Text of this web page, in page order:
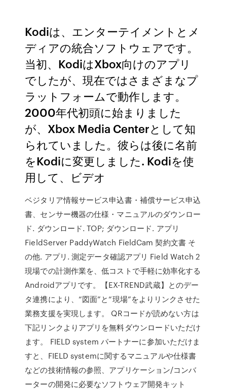
Kodiは、エンターテイメントとメ
ディアの統合ソフトウェアです。
当初、KodiはXbox向けのアプリ
でしたが、現在ではさまざまなプ
ラットフォームで動作します。
2000年代初頭に始まりました
が、Xbox Media Centerとして知
られていました。彼らは後に名前
をKodiに変更しました. Kodiを使
用して、ビデオ
ベジタリア情報サービス申込書・補償サービス申込
書、センサー機器の仕様・マニュアルのダウンロー
ド. ダウンロード. TOP; ダウンロード. アプリ
FieldServer PaddyWatch FieldCam 契約文書 そ
の他. アプリ. 測定データ確認アプリ Field Watch 2
現場での計測作業を、低コストで手軽に効率化する
Androidアプリです。【EX-TREND武蔵】とのデー
タ連携により、“図面”と“現場”をよりリンクさせた
業務支援を実現します。 QRコードが読めない方は
下記リンクよりアプリを無料ダウンロードいただけ
ます。 FIELD system パートナーに参加いただけま
すと、FIELD systemに関するマニュアルや仕様書
などの技術情報の参照、アプリケーション/コンバ
ーターの開発に必要なソフトウェア開発キット